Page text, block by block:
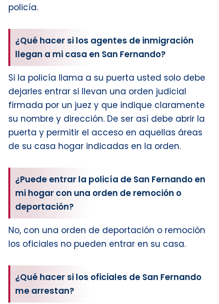
policía.
¿Qué hacer si los agentes de inmigración
llegan a mi casa en San Fernando?
Si la policía llama a su puerta usted solo debe
dejarles entrar si llevan una orden judicial
firmada por un juez y que indique claramente
su nombre y dirección. De ser así debe abrir la
puerta y permitir el acceso en aquellas áreas
de su casa hogar indicadas en la orden.
¿Puede entrar la policía de San Fernando en
mi hogar con una orden de remoción o
deportación?
No, con una orden de deportación o remoción
los oficiales no pueden entrar en su casa.
¿Qué hacer si los oficiales de San Fernando
me arrestan?